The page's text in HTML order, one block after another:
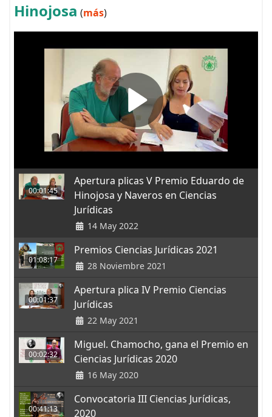
Hinojosa (más)
00:01:45
Apertura plicas V Premio Eduardo de
Hinojosa y Naveros en Ciencias
Jurídicas
14 May 2022
01:08:17
Premios Ciencias Jurídicas 2021
28 Noviembre 2021
00:01:37
Apertura plica IV Premio Ciencias
Jurídicas
22 May 2021
00:02:32
Miguel. Chamocho, gana el Premio en
Ciencias Jurídicas 2020
16 May 2020
00:41:13
Convocatoria III Ciencias Jurídicas,
2020